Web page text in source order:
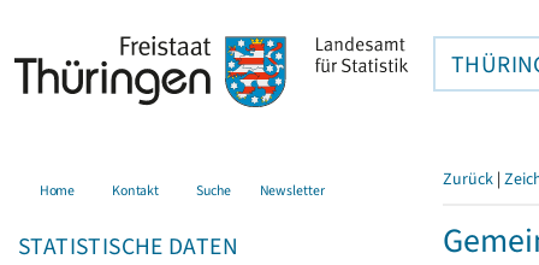
Home Kontakt Suche Newsletter
STATISTISCHE DATEN
Zurück |